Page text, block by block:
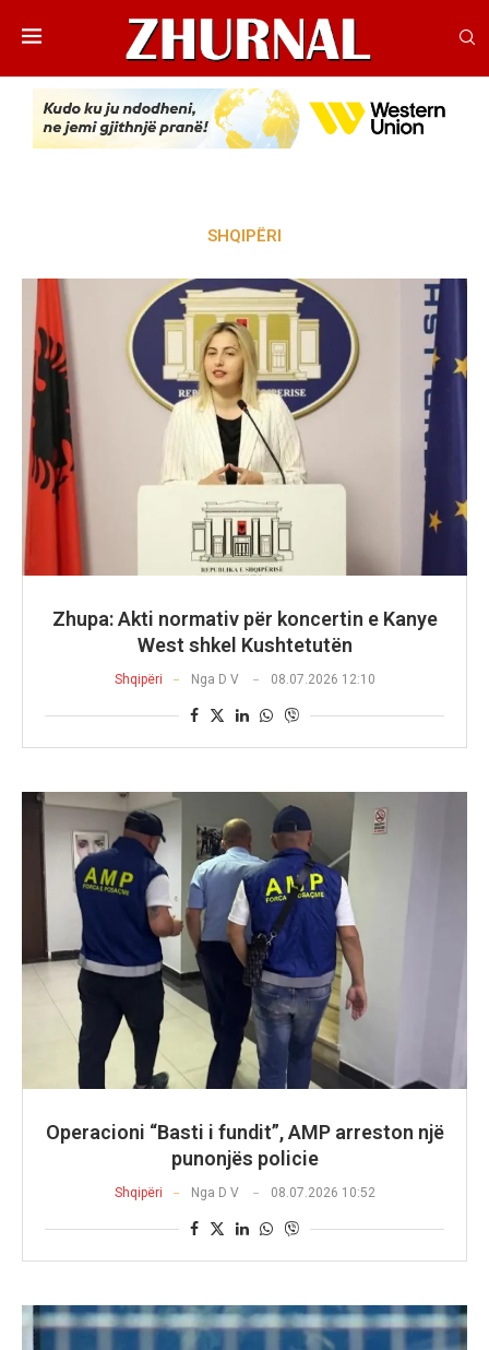
SHQIPËRI
Zhupa: Akti normativ për koncertin e Kanye
West shkel Kushtetutën
Shqipëri Nga D V 08.07.2026 12:10
Operacioni “Basti i fundit”, AMP arreston një
punonjës policie
Shqipëri Nga D V 08.07.2026 10:52